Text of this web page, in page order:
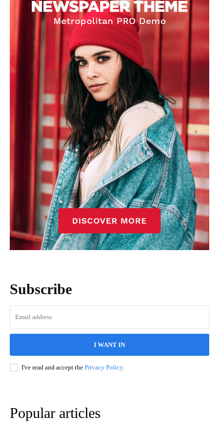
Subscribe
I WANT IN
I've read and accept the Privacy Policy.
Popular articles